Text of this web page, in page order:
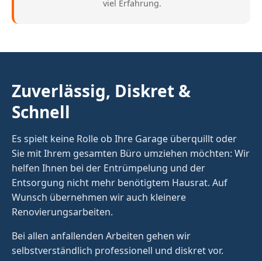
viel Erfahrung.
Zuverlässig, Diskret &
Schnell
Es spielt keine Rolle ob Ihre Garage überquillt oder
Sie mit Ihrem gesamten Büro umziehen möchten: Wir
helfen Ihnen bei der Entrümpelung und der
Entsorgung nicht mehr benötigtem Hausrat. Auf
Wunsch übernehmen wir auch kleinere
Renovierungsarbeiten.
Bei allen anfallenden Arbeiten gehen wir
selbstverständlich professionell und diskret vor.